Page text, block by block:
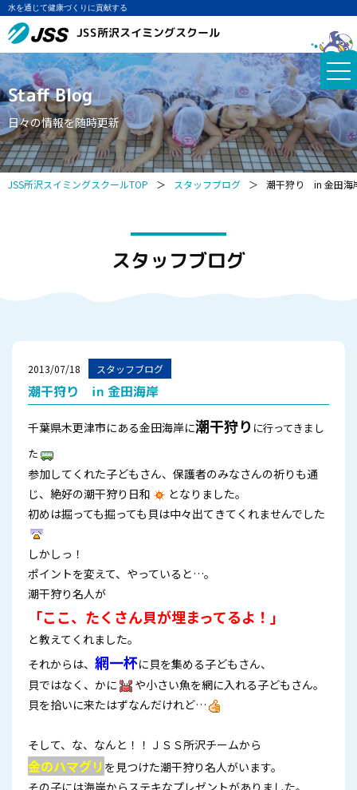
水を通じて健康づくりに貢献する
JSS所沢スイミングスクール
Staff Blog
日々の情報を随時更新
JSS所沢スイミングスクールTOP ＞ スタッフブログ ＞ 潮干狩り in 金田海
スタッフブログ
2013/07/18 スタッフブログ
潮干狩り in 金田海岸
千葉県木更津市にある金田海岸に潮干狩り に行ってきまし
た
参加してくれた子どもさん、保護者のみなさんの祈りも通
じ、絶好の潮干狩り日和
となりました。
初めは掘っても掘っても貝は中々出てきてくれませんでした
しかしっ！
ポイントを変えて、やっていると…。
潮干狩り名人が
「ここ、たくさん貝が埋まってるよ！」
と教えてくれました。
それからは、 網一杯に貝を集める子どもさん、
貝ではなく、かに
や小さい魚を網に入れる子どもさん。
貝を拾いに来たはずなんだけれど…
そして、な、なんと！！ＪＳＳ所沢チームから
金のハマグリ を見つけた潮干狩り名人がいます。
その子には海岸からステキなプレゼントがありました。